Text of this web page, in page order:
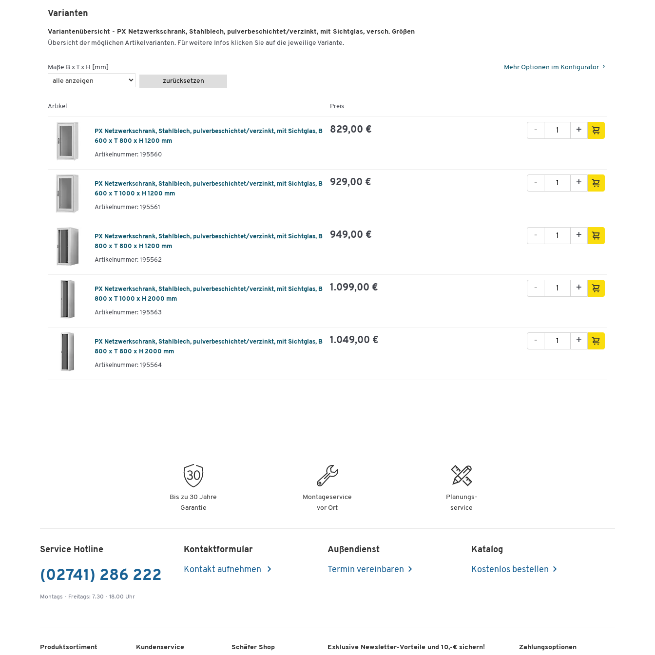
Varianten
Variantenübersicht - PX Netzwerkschrank, Stahlblech, pulverbeschichtet/verzinkt, mit Sichtglas, versch. Größen
Übersicht der möglichen Artikelvarianten. Für weitere Infos klicken Sie auf die jeweilige Variante.
Maße B x T x H [mm]
zurücksetzen
Mehr Optionen im Konfigurator
Artikel Preis
PX Netzwerkschrank, Stahlblech, pulverbeschichtet/verzinkt, mit Sichtglas, B
600 x T 800 x H 1200 mm
Artikelnummer: 195560
829,00 € +
-
PX Netzwerkschrank, Stahlblech, pulverbeschichtet/verzinkt, mit Sichtglas, B
600 x T 1000 x H 1200 mm
Artikelnummer: 195561
929,00 € +
-
PX Netzwerkschrank, Stahlblech, pulverbeschichtet/verzinkt, mit Sichtglas, B
800 x T 800 x H 1200 mm
Artikelnummer: 195562
949,00 € +
-
PX Netzwerkschrank, Stahlblech, pulverbeschichtet/verzinkt, mit Sichtglas, B
800 x T 1000 x H 2000 mm
Artikelnummer: 195563
1.099,00 € +
-
PX Netzwerkschrank, Stahlblech, pulverbeschichtet/verzinkt, mit Sichtglas, B
800 x T 800 x H 2000 mm
Artikelnummer: 195564
1.049,00 € +
-
Bis zu 30 Jahre
Garantie
Montageservice
vor Ort
Planungs-
service
Service Hotline
(02741) 286 222
Montags - Freitags: 7.30 - 18.00 Uhr
Kontaktformular
Kontakt aufnehmen
Außendienst
Termin vereinbaren
Katalog
Kostenlos bestellen
Produktsortiment Kundenservice Schäfer Shop Exklusive Newsletter-Vorteile und 10,-€ sichern! Zahlungsoptionen